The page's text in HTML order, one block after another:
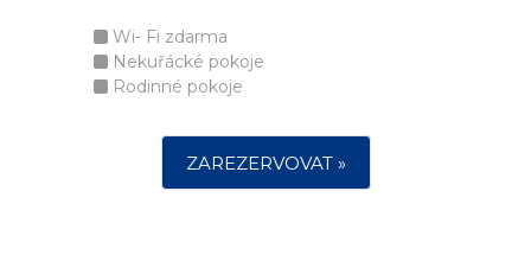
Wi- Fi zdarma
Nekuřácké pokoje
Rodinné pokoje
ZAREZERVOVAT »